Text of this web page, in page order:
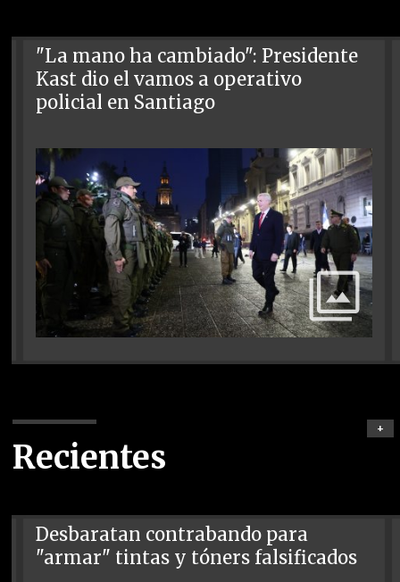
"La mano ha cambiado": Presidente
Kast dio el vamos a operativo
policial en Santiago
Recientes
+
Desbaratan contrabando para
"armar" tintas y tóners falsificados